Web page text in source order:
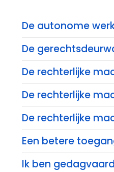
De autonome
De
De rechterlijke
De rechterlijke
De rechterlijke
Een betere
Ik ben